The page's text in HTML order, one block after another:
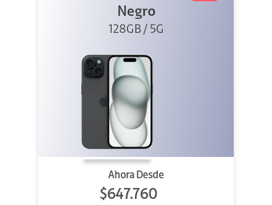
Negro
128GB / 5G
Ahora Desde
$647.760